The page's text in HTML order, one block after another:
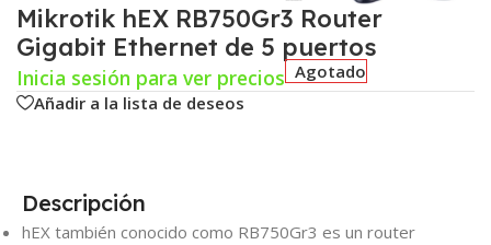
Mikrotik hEX RB750Gr3 Router
Gigabit Ethernet de 5 puertos
Inicia sesión para ver precios Agotado
Añadir a la lista de deseos
Descripción
hEX también conocido como RB750Gr3 es un router